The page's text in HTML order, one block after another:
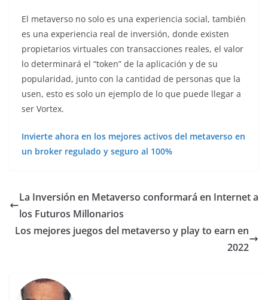
El metaverso no solo es una experiencia social, también
es una experiencia real de inversión, donde existen
propietarios virtuales con transacciones reales, el valor
lo determinará el “token” de la aplicación y de su
popularidad, junto con la cantidad de personas que la
usen, esto es solo un ejemplo de lo que puede llegar a
ser Vortex.
Invierte ahora en los mejores activos del metaverso en
un broker regulado y seguro al 100%
La Inversión en Metaverso conformará en Internet a
los Futuros Millonarios
Los mejores juegos del metaverso y play to earn en
2022